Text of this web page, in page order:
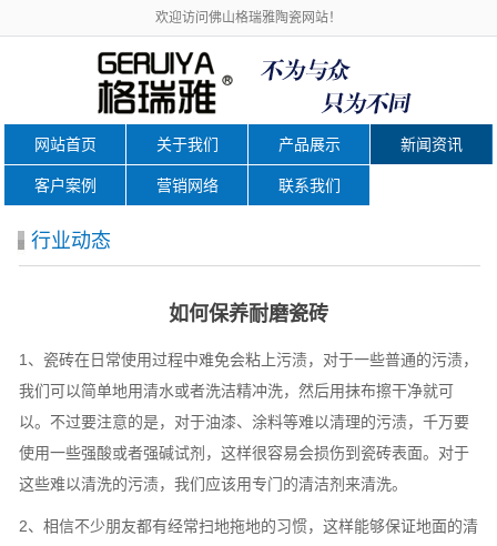
欢迎访问佛山格瑞雅陶瓷网站！
网站首页 关于我们 产品展示 新闻资讯
客户案例 营销网络 联系我们
行业动态
如何保养耐磨瓷砖
1、瓷砖在日常使用过程中难免会粘上污渍，对于一些普通的污渍，
我们可以简单地用清水或者洗洁精冲洗，然后用抹布擦干净就可
以。不过要注意的是，对于油漆、涂料等难以清理的污渍，千万要
使用一些强酸或者强碱试剂，这样很容易会损伤到瓷砖表面。对于
这些难以清洗的污渍，我们应该用专门的清洁剂来清洗。
2、相信不少朋友都有经常扫地拖地的习惯，这样能够保证地面的清